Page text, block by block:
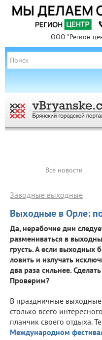
ООО "Регион
Все новости
Выходные в Орле:
Заводные выходные
Да, нерабочие дни
размениваться в
грусть. А если выходных
ловить и излучать
два раза сильнее.
Проверим?
В праздничные
столько всего
планчик своего отдыха.
Международном